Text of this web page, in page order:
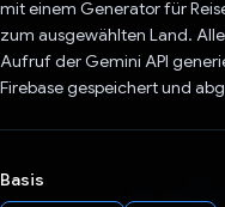
mit einem Generator für
zum ausgewählten Land.
Aufruf der Gemini API
Firebase gespeichert und
Basis